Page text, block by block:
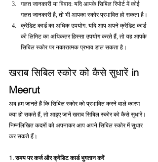
गलत जानकारी या विवाद: यदि आपके सिबिल रिपोर्ट में कोई
गलत जानकारी है, तो भी आपका स्कोर प्रभावित हो सकता है।
क्रेडिट कार्ड का अधिक उपयोग: यदि आप अपने क्रेडिट कार्ड
की लिमिट का अधिकतर हिस्सा उपयोग करते हैं, तो यह आपके
सिबिल स्कोर पर नकारात्मक प्रभाव डाल सकता है।
खराब सिबिल स्कोर को कैसे सुधारें in
Meerut
अब हम जानते हैं कि सिबिल स्कोर को प्रभावित करने वाले कारण
क्या हो सकते हैं, तो आइए जानें खराब सिबिल स्कोर को कैसे सुधारें।
निम्नलिखित कदमों को अपनाकर आप अपने सिबिल स्कोर में सुधार
कर सकते हैं।
1. समय पर कर्ज और क्रेडिट कार्ड भुगतान करें